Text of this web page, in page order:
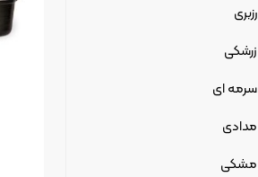
رزبری
زرشکی
سرمه ای
مدادی
مشکی